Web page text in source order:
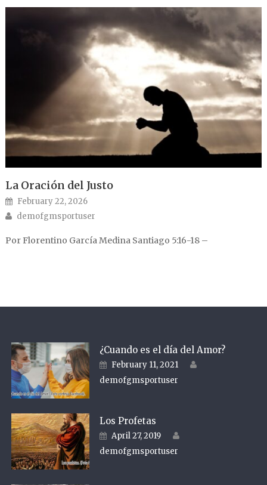
La Oración del Justo
Posted on
February 22, 2026
Author
demofgmsportuser
Por Florentino García Medina Santiago 5:16-18 –
¿Cuando es el día del Amor?
Posted on
February 11, 2021
demofgmsportuser
Los Profetas
Posted on
April 27, 2019
demofgmsportuser